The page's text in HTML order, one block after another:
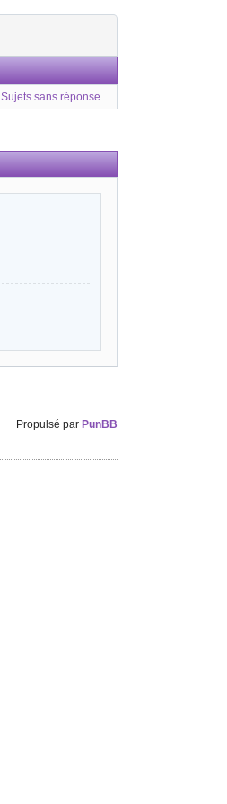
Sujets sans réponse
Propulsé par PunBB